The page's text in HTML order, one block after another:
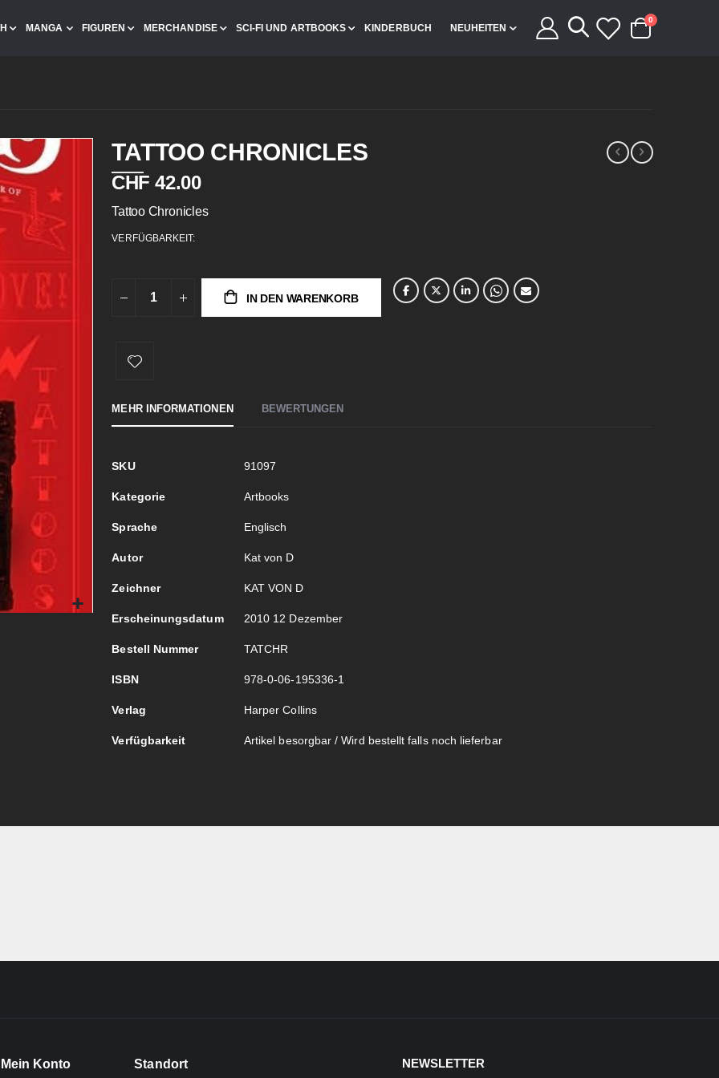
MANGA FIGUREN MERCHANDISE SCI-FI UND ARTBOOKS KINDERBUCH NEUHEITEN
Cart
0 Artikel
TATTOO CHRONICLES
CHF 42.00
Tattoo Chronicles
VERFÜGBARKEIT:
IN DEN WARENKORB
MEHR INFORMATIONEN
Mehr
SKU 91097
Kategorie Artbooks
Sprache Englisch
Autor Kat von D
Zeichner KAT VON D
Erscheinungsdatum 2010 12 Dezember
Bestell Nummer TATCHR
ISBN 978-0-06-195336-1
Verlag Harper Collins
Verfügbarkeit Artikel besorgbar / Wird bestellt falls noch lieferbar
BEWERTUNGEN
Mein Konto Standort NEWSLETTER